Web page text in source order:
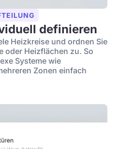
definieren
Heizkreise und ordnen Sie
oder Heizflächen zu. So
Systeme wie
Zonen einfach